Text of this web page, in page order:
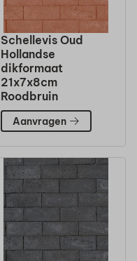
Schellevis Oud
Hollandse
dikformaat
21x7x8cm
Roodbruin
Aanvragen